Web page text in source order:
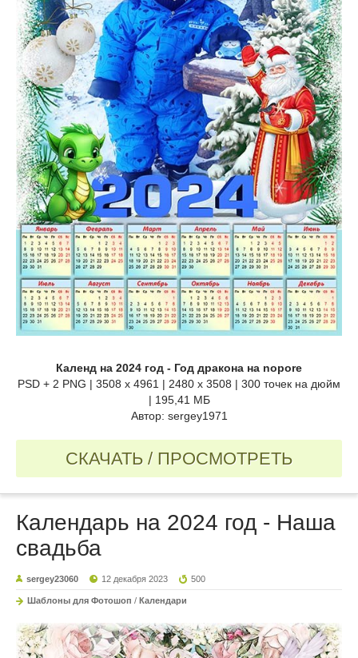
Календ на 2024 год - Год дракона на nopore
PSD + 2 PNG | 3508 x 4961 | 2480 x 3508 | 300 точек на дюйм
| 195,41 МБ
Автор: sergey1971
СКАЧАТЬ / ПРОСМОТРЕТЬ
Календарь на 2024 год - Наша
свадьба
sergey23060 12 декабря 2023 500
Шаблоны для Фотошоп / Календари